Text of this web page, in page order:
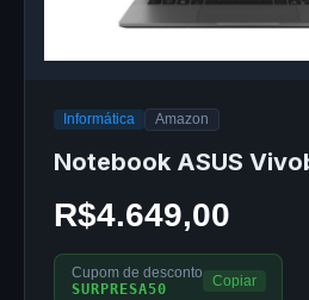
Informática Amazon
Notebook ASUS
R$4.649,00
Cupom de desconto
SURPRESA50
Copiar